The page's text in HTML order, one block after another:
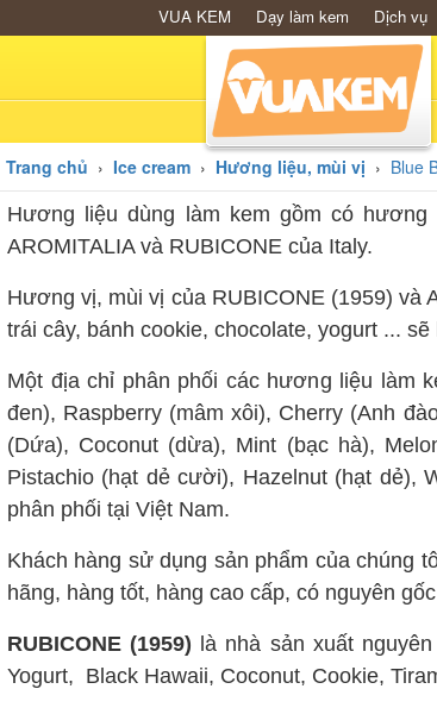
VUA KEM Dạy làm kem Dịch vụ
Trang chủ › Ice cream › Hương liệu, mùi vị › Blue
Hương liệu dùng làm kem gồm có
AROMITALIA và RUBICONE của Italy.
Hương vị, mùi vị của RUBICONE (1959) và
trái cây, bánh cookie, chocolate, yogurt ...
Một địa chỉ phân phối các hương liệu làm
đen), Raspberry (mâm xôi), Cherry (Anh
(Dứa), Coconut (dừa), Mint (bạc hà),
Pistachio (hạt dẻ cười), Hazelnut (hạt dẻ),
phân phối tại Việt Nam.
Khách hàng sử dụng sản phẩm của chúng
hãng, hàng tốt, hàng cao cấp, có nguyên
RUBICONE (1959) là nhà sản xuất
Yogurt, Black Hawaii, Coconut, Cookie,